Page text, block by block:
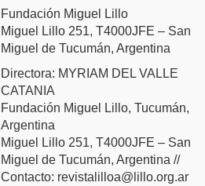
Fundación Miguel Lillo
Miguel Lillo 251, T4000JFE – San
Miguel de Tucumán, Argentina
Directora: MYRIAM DEL VALLE
CATANIA
Fundación Miguel Lillo, Tucumán,
Argentina
Miguel Lillo 251, T4000JFE – San
Miguel de Tucumán, Argentina //
Contacto: revistalilloa@lillo.org.ar